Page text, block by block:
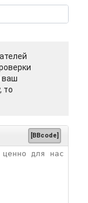
ваш
то
[BBcode]